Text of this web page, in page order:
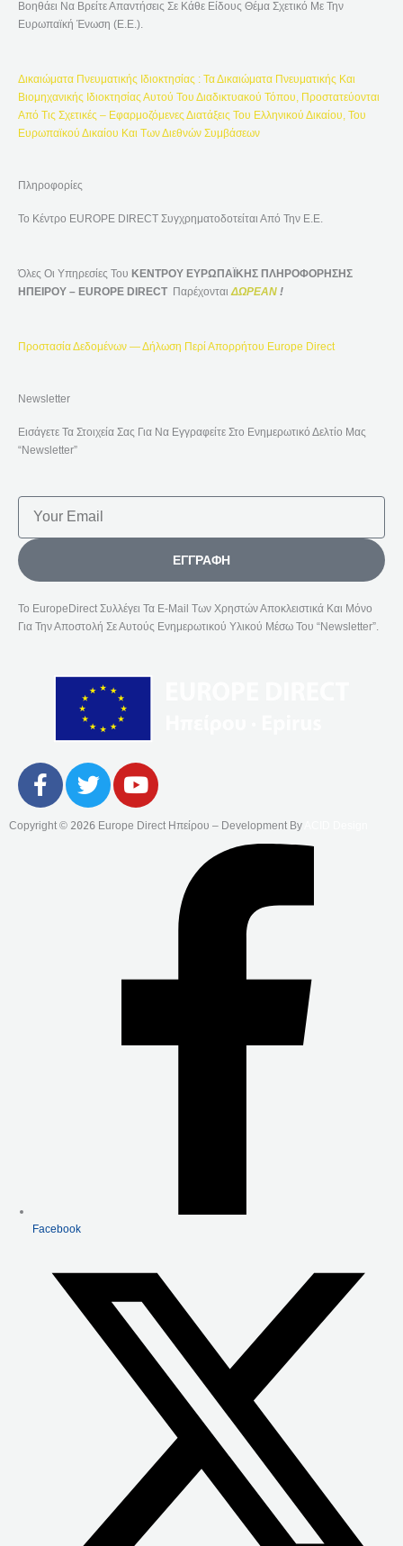
Η
Α
Βοηθάει Να Βρείτε Απαντήσεις Σε Κάθε Είδους Θέμα Σχετικό Με Την
Ευρωπαϊκή Ένωση (Ε.Ε.).
Δικαιώματα Πνευματικής Ιδιοκτησίας : Τα Δικαιώματα Πνευματικής Και
Βιομηχανικής Ιδιοκτησίας Αυτού Του Διαδικτυακού Τόπου, Προστατεύονται
Από Τις Σχετικές – Εφαρμοζόμενες Διατάξεις Του Ελληνικού Δικαίου, Του
Ευρωπαϊκού Δικαίου Και Των Διεθνών Συμβάσεων
Πληροφορίες
Το Κέντρο EUROPE DIRECT Συγχρηματοδοτείται Από Την Ε.Ε.
Όλες Οι Υπηρεσίες Του ΚΕΝΤΡΟΥ ΕΥΡΩΠΑΪΚΗΣ ΠΛΗΡΟΦΟΡΗΣΗΣ
ΗΠΕΙΡΟΥ – EUROPE DIRECT Παρέχονται ΔΩΡΕΑΝ !
Προστασία Δεδομένων — Δήλωση Περί Απορρήτου Europe Direct
Newsletter
Εισάγετε Τα Στοιχεία Σας Για Να Εγγραφείτε Στο Ενημερωτικό Δελτίο Μας
“Newsletter”
ΕΓΓΡΑΦΉ
Το EuropeDirect Συλλέγει Τα E-Mail Των Χρηστών Αποκλειστικά Και Μόνο
Για Την Αποστολή Σε Αυτούς Ενημερωτικού Υλικού Μέσω Του “Newsletter”.
F
A
C
E
T
W
I
Y
O
U
Copyright © 2026 Europe Direct Ηπείρου – Development By
Facebook